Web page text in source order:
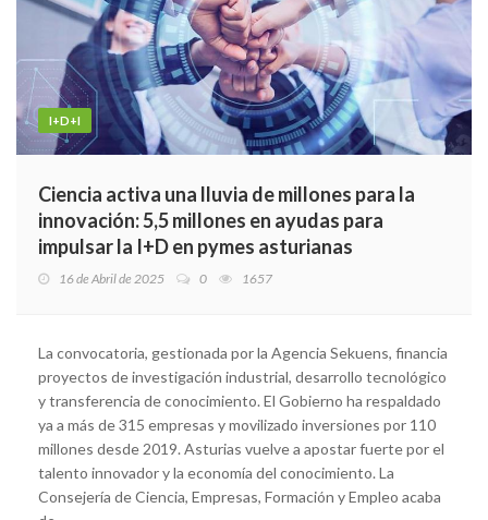
I+D+I
Ciencia activa una lluvia de millones para la
innovación: 5,5 millones en ayudas para
impulsar la I+D en pymes asturianas
16 de Abril de 2025 0 1657
La convocatoria, gestionada por la Agencia Sekuens, financia
proyectos de investigación industrial, desarrollo tecnológico
y transferencia de conocimiento. El Gobierno ha respaldado
ya a más de 315 empresas y movilizado inversiones por 110
millones desde 2019. Asturias vuelve a apostar fuerte por el
talento innovador y la economía del conocimiento. La
Consejería de Ciencia, Empresas, Formación y Empleo acaba